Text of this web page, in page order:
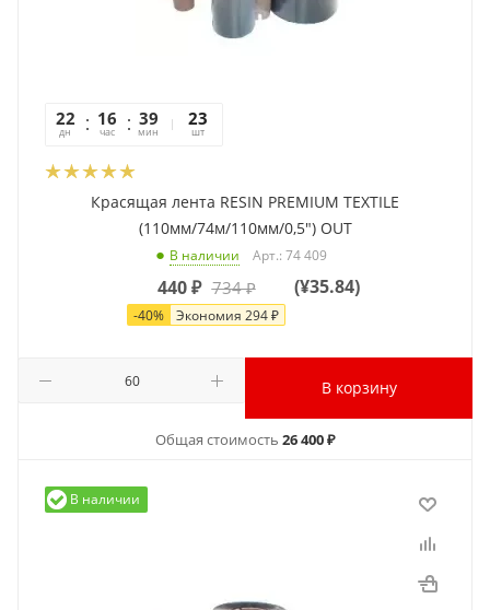
22
дн
16
час
39
мин
28
сек
23
шт
Красящая лента RESIN PREMIUM TEXTILE
(110мм/74м/110мм/0,5") OUT
В наличии Арт.: 74 409
440₽ 734₽
-40% Экономия 294₽
(¥35.84)
В корзину
Общая стоимость 26 400 ₽
В наличии